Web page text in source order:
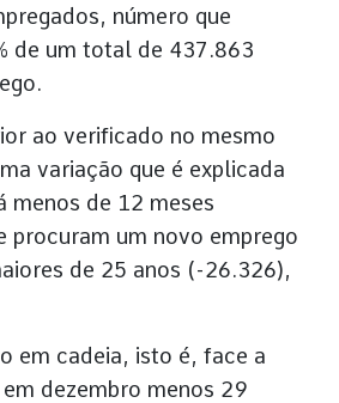
número que
de um total de 437.863
ao verificado no mesmo
variação que é explicada
menos de 12 meses
procuram um novo emprego
de 25 anos (-26.326),
em cadeia, isto é, face a
dezembro menos 29